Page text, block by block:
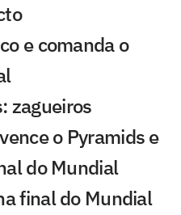
e comanda o
zagueiros
o Pyramids e
do Mundial
final do Mundial